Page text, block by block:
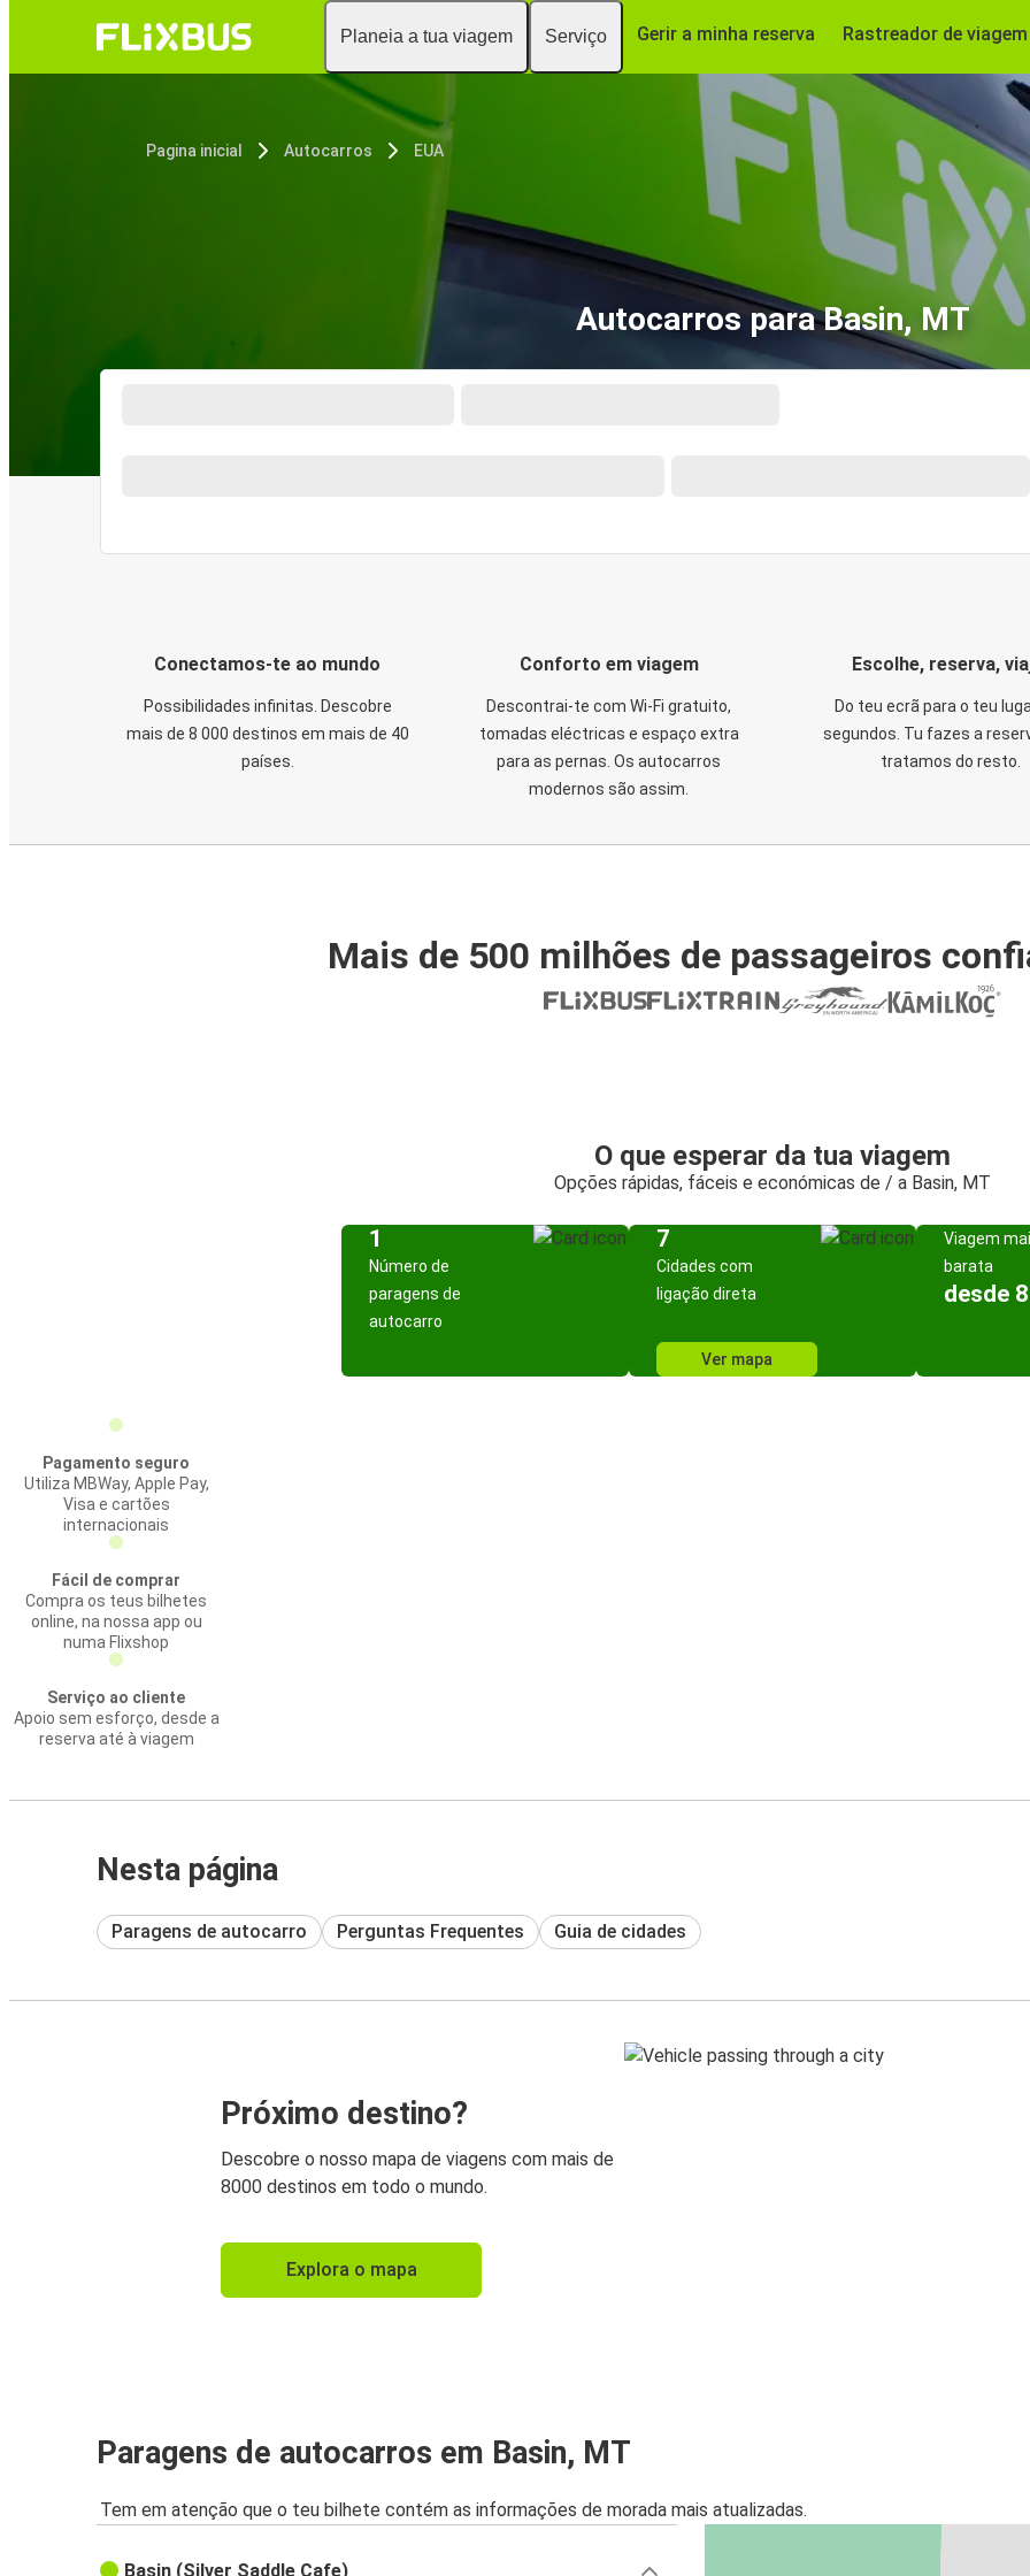
Planeia a tua viagem Serviço Gerir a minha reserva Rastreador de viagem
Pagina inicial Autocarros EUA
Autocarros para Basin, MT
Conectamos-te ao mundo
Possibilidades infinitas. Descobre
mais de 8 000 destinos em mais de 40
países.
Conforto em viagem
Descontrai-te com Wi-Fi gratuito,
tomadas eléctricas e espaço extra
para as pernas. Os autocarros
modernos são assim.
Escolhe, reserva,
Do teu ecrã para o teu
segundos. Tu fazes a
tratamos do resto.
Mais de 500 milhões de passageiros
O que esperar da tua viagem
Opções rápidas, fáceis e económicas de / a Basin, MT
1
Número de
paragens de
autocarro
7
Cidades com
ligação direta
Ver mapa
Viagem
barata
desde
Pagamento seguro
Utiliza MBWay, Apple Pay,
Visa e cartões
internacionais
Fácil de comprar
Compra os teus bilhetes
online, na nossa app ou
numa Flixshop
Serviço ao cliente
Apoio sem esforço, desde a
reserva até à viagem
Nesta página
Paragens de autocarro Perguntas Frequentes Guia de cidades
Próximo destino?
Descobre o nosso mapa de viagens com mais de
8000 destinos em todo o mundo.
Explora o mapa
Paragens de autocarros em Basin, MT
Tem em atenção que o teu bilhete contém as informações de morada mais atualizadas.
Basin (Silver Saddle Cafe)